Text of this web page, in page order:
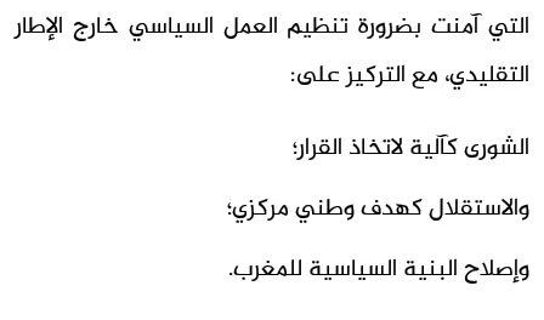
التي آمنت بضرورة تنظيم العمل السياسي خارج الإطار
التقليدي، مع التركيز على:
الشورى كآلية لاتخاذ القرار؛
والاستقلال كهدف وطني مركزي؛
وإصلاح البنية السياسية للمغرب.